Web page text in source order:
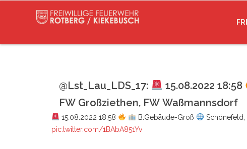
@Lst_Lau_LDS_17: 15.08.2022 18:58
FW Großziethen, FW Waßmannsdorf
15.08.2022 18:58 B:Gebäude-Groß Schönefeld,
pic.twitter.com/1BAbA851Yv